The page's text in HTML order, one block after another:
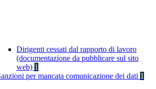
Dirigenti cessati dal rapporto di lavoro
(documentazione da pubblicare sul sito
web) 1
per mancata comunicazione dei dati 1